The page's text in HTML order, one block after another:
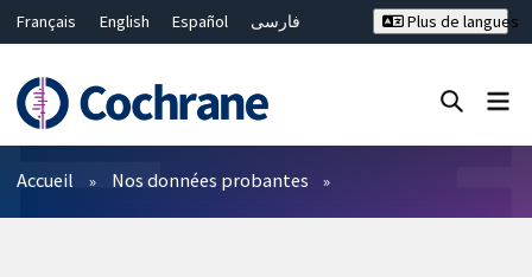
Français English Español
فارسی
Bahasa Malaysia
ไทย
繁體中文
简体中文
Plus de langues
Filtres
Accueil Nos données probantes